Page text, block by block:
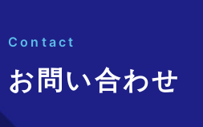
Contact
お問い合わせ